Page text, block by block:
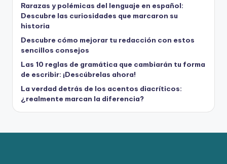
Rarazas y polémicas del lenguaje en español:
Descubre las curiosidades que marcaron su
historia
Descubre cómo mejorar tu redacción con estos
sencillos consejos
Las 10 reglas de gramática que cambiarán tu forma
de escribir: ¡Descúbrelas ahora!
La verdad detrás de los acentos diacríticos:
¿realmente marcan la diferencia?